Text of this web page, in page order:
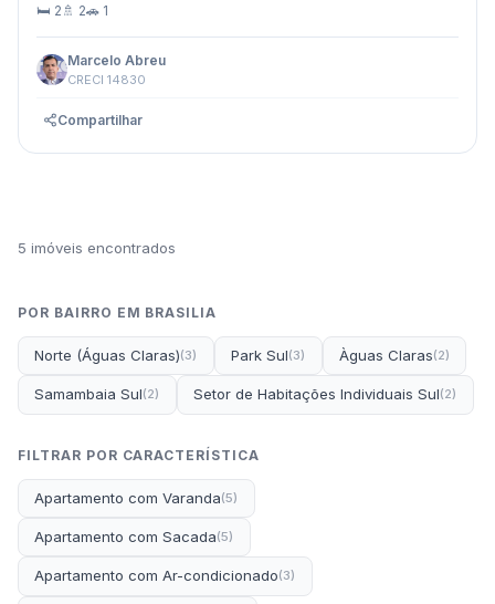
🛏 2 🚿 2🚗 1
Marcelo Abreu
CRECI 14830
Compartilhar
5 imóveis encontrados
POR BAIRRO EM BRASILIA
Norte (Águas Claras)(3) Park Sul(3) Àguas Claras(2)
Samambaia Sul(2) Setor de Habitações Individuais Sul(2)
FILTRAR POR CARACTERÍSTICA
Apartamento com Varanda(5)
Apartamento com Sacada(5)
Apartamento com Ar-condicionado(3)